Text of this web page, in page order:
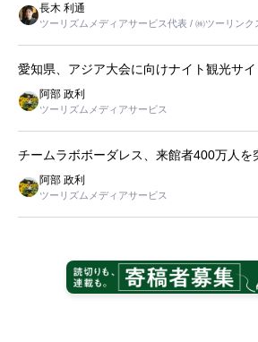
長木 利通
ツーリズムメディアサービス代表 / ㈱ツーリンク
愛知県、アジア大会に向けナイト観光サ
阿部 政利
ツーリズムメディアサービス
チームラボボーダレス、来館者400万人を
阿部 政利
ツーリズムメディアサービス